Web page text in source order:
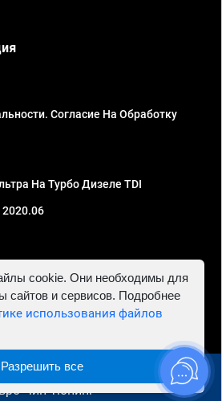
Согласие На Обработку
На Турбо Дизеле TDI
2020.06
ИНН 781302555843,
в Красноярске - Автосервис
Чип Тюнинг"
cookie. Они необходимы для
сайтов и сервисов. Подробнее
использования файлов
Разрешить все